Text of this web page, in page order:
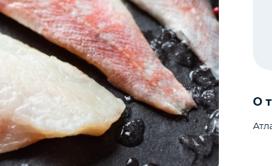
О